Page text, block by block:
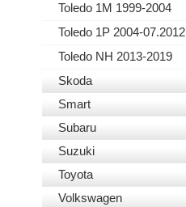
Toledo 1M 1999-2004
Toledo 1P 2004-07.2012
Toledo NH 2013-2019
Skoda
Smart
Subaru
Suzuki
Toyota
Volkswagen